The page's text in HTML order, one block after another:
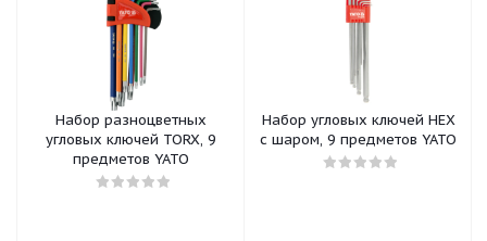
Набор разноцветных
угловых ключей TORX, 9
предметов YATO
Набор угловых ключей HEX
с шаром, 9 предметов YATO